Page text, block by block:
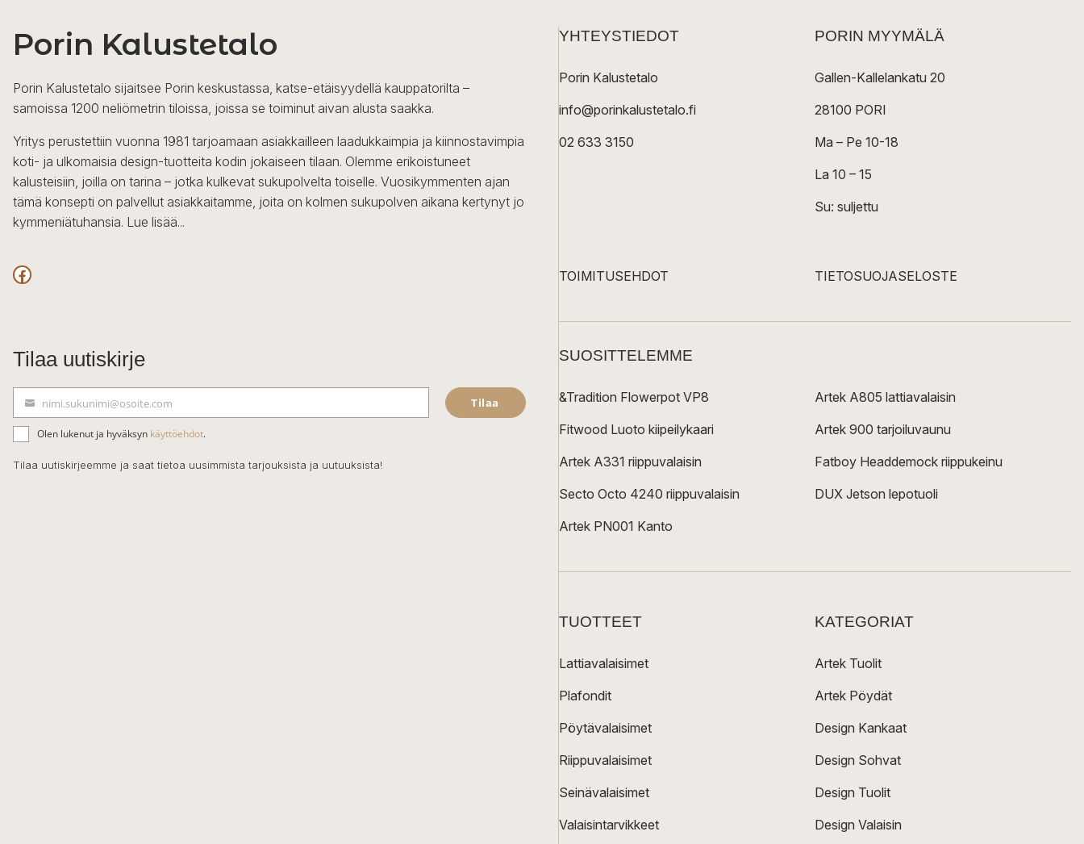
Porin Kalustetalo
Porin Kalustetalo sijaitsee Porin keskustassa, katse-etäisyydellä kauppatorilta –
samoissa 1200 neliömetrin tiloissa, joissa se toiminut aivan alusta saakka.
Yritys perustettiin vuonna 1981 tarjoamaan asiakkailleen laadukkaimpia ja kiinnostavimpia
koti- ja ulkomaisia design-tuotteita kodin jokaiseen tilaan. Olemme erikoistuneet
kalusteisiin, joilla on tarina – jotka kulkevat sukupolvelta toiselle. Vuosikymmenten ajan
tämä konsepti on palvellut asiakkaitamme, joita on kolmen sukupolven aikana kertynyt jo
kymmeniätuhansia. Lue lisää...
Facebook
Tilaa uutiskirje
ä
h
k
nimi.sukunimi@osoite.com Tilaa
Olen lukenut ja hyväksyn käyttöehdot.
Tilaa uutiskirjeemme ja saat tietoa uusimmista tarjouksista ja uutuuksista!
YHTEYSTIEDOT
Porin Kalustetalo
info@porinkalustetalo.fi
02 633 3150
PORIN MYYMÄLÄ
Gallen-Kallelankatu 20
28100 PORI
Ma – Pe 10-18
La 10 – 15
Su: suljettu
TOIMITUSEHDOT TIETOSUOJASELOSTE
SUOSITTELEMME
&Tradition Flowerpot VP8
Fitwood Luoto kiipeilykaari
Artek A331 riippuvalaisin
Secto Octo 4240 riippuvalaisin
Artek PN001 Kanto
Artek A805 lattiavalaisin
Artek 900 tarjoiluvaunu
Fatboy Headdemock riippukeinu
DUX Jetson lepotuoli
TUOTTEET
Lattiavalaisimet
Plafondit
Pöytävalaisimet
Riippuvalaisimet
Seinävalaisimet
Valaisintarvikkeet
KATEGORIAT
Artek Tuolit
Artek Pöydät
Design Kankaat
Design Sohvat
Design Tuolit
Design Valaisin